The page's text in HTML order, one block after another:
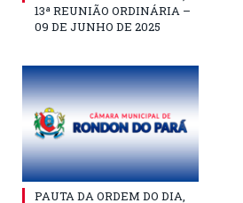
13ª REUNIÃO ORDINÁRIA –
09 DE JUNHO DE 2025
PAUTA DA ORDEM DO DIA,